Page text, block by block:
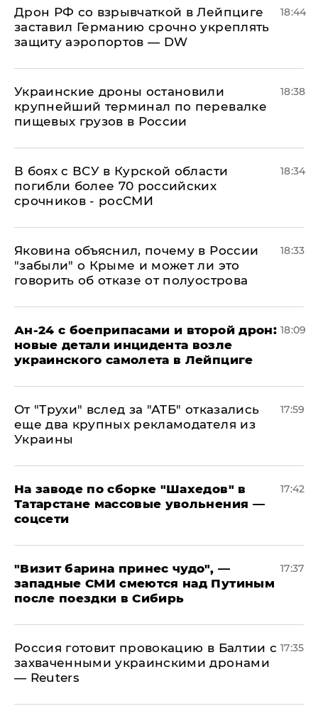
​Дрон РФ со взрывчаткой в Лейпциге
заставил Германию срочно укреплять
защиту аэропортов — DW
18:44
Украинские дроны остановили
крупнейший терминал по перевалке
пищевых грузов в России
18:38
В боях с ВСУ в Курской области
погибли более 70 российских
срочников - росСМИ
18:34
Яковина объяснил, почему в России
"забыли" о Крыме и может ли это
говорить об отказе от полуострова
18:33
Ан-24 с боеприпасами и второй дрон:
новые детали инцидента возле
украинского самолета в Лейпциге
18:09
От "Трухи" вслед за "АТБ" отказались
еще два крупных рекламодателя из
Украины
17:59
На заводе по сборке "Шахедов" в
Татарстане массовые увольнения —
соцсети
17:42
"Визит барина принес чудо", —
западные СМИ смеются над Путиным
после поездки в Сибирь
17:37
​Россия готовит провокацию в Балтии с
захваченными украинскими дронами
— Reuters
17:35